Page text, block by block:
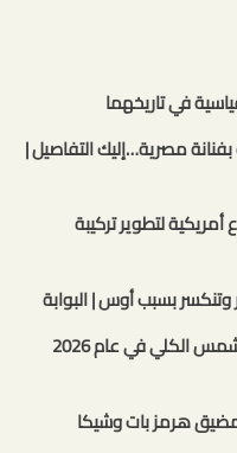
في تاريخهما
مصرية…إليك التفاصيل |
لتطوير تركيبة
خطط لتجربة مثالية لمشاهدة كسوف الشمس الكلي في عام 2026
مضيق هرمز بات وشيكا